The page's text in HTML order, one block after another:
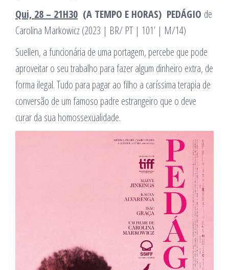
Qui, 28 – 21H30 (A TEMPO E HORAS) PEDÁGIO de
Carolina Markowicz (2023 | BR/ PT | 101’ | M/14)
Suellen, a funcionária de uma portagem, percebe que pode
aproveitar o seu trabalho para fazer algum dinheiro extra, de
forma ilegal. Tudo para pagar ao filho a caríssima terapia de
conversão de um famoso padre estrangeiro que o deve
curar da sua homossexualidade.